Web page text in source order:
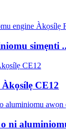
simẹnti
CE12
ni